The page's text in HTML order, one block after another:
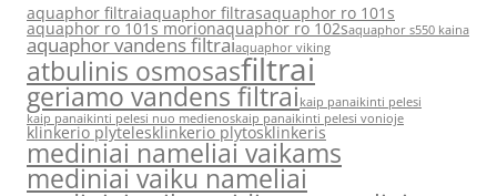
aquaphor filtraiaquaphor filtrasaquaphor ro 101s
aquaphor ro 101s morionaquaphor ro 102saquaphor s550 kaina
aquaphor vandens filtraiaquaphor viking
atbulinis osmosasfiltrai
geriamo vandens filtraikaip panaikinti pelesi
kaip panaikinti pelesi nuo medienoskaip panaikinti pelesi vonioje
klinkerio plytelesklinkerio plytosklinkeris
mediniai nameliai vaikams
mediniai vaiku nameliai